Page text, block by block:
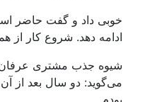
خوبی داد و گفت حاضر
ادامه دهد. شروع کار از
شیوه جذب مشتری
می‌گوید: دو سال بعد از